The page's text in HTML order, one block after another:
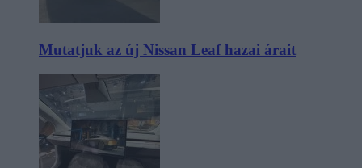
Mutatjuk az új Nissan Leaf hazai árait